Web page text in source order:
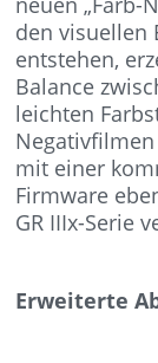
den visuellen
entstehen,
Balance
leichten
mit einer
Firmware
GR IIIx-Serie
Erweiterte